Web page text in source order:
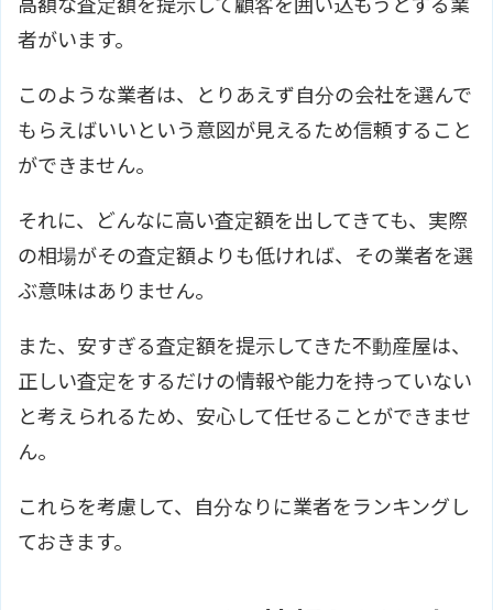
高額な査定額を提示して顧客を囲い込もうとする業
者がいます。
このような業者は、とりあえず自分の会社を選んで
もらえばいいという意図が見えるため信頼すること
ができません。
それに、どんなに高い査定額を出してきても、実際
の相場がその査定額よりも低ければ、その業者を選
ぶ意味はありません。
また、安すぎる査定額を提示してきた不動産屋は、
正しい査定をするだけの情報や能力を持っていない
と考えられるため、安心して任せることができませ
ん。
これらを考慮して、自分なりに業者をランキングし
ておきます。